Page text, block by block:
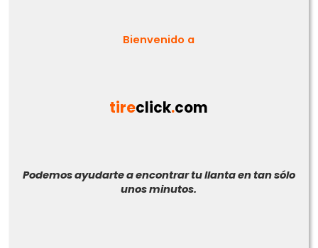
Bienvenido a
tireclick.com
Podemos ayudarte a encontrar tu llanta en tan sólo
unos minutos.